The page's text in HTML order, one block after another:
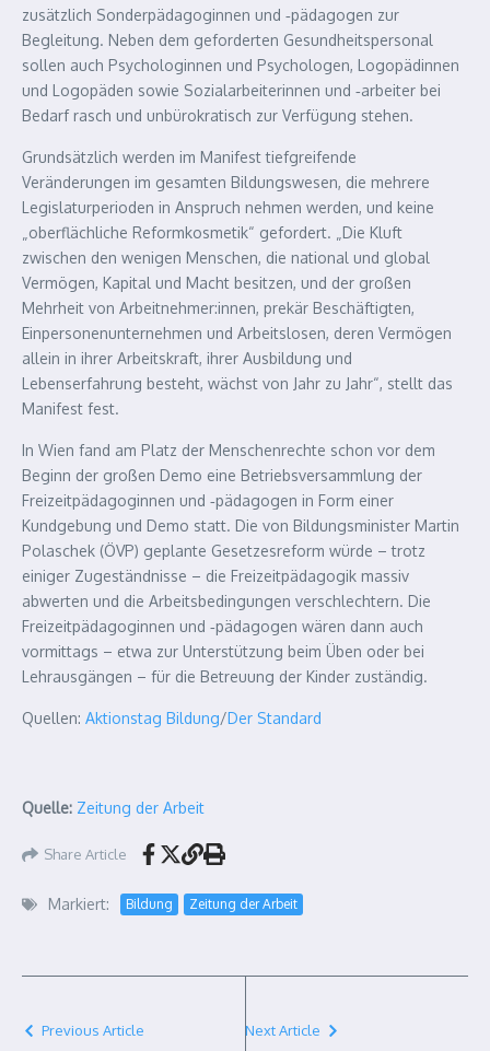
zusätzlich Sonderpädagoginnen und ‑pädagogen zur
Begleitung. Neben dem geforderten Gesundheitspersonal
sollen auch Psychologinnen und Psychologen, Logopädinnen
und Logopäden sowie Sozialarbeiterinnen und ‑arbeiter bei
Bedarf rasch und unbürokratisch zur Verfügung stehen.
Grundsätzlich werden im Manifest tiefgreifende
Veränderungen im gesamten Bildungswesen, die mehrere
Legislaturperioden in Anspruch nehmen werden, und keine
„oberflächliche Reformkosmetik“ gefordert. „Die Kluft
zwischen den wenigen Menschen, die national und global
Vermögen, Kapital und Macht besitzen, und der großen
Mehrheit von Arbeitnehmer:innen, prekär Beschäftigten,
Einpersonenunternehmen und Arbeitslosen, deren Vermögen
allein in ihrer Arbeitskraft, ihrer Ausbildung und
Lebenserfahrung besteht, wächst von Jahr zu Jahr“, stellt das
Manifest fest.
In Wien fand am Platz der Menschenrechte schon vor dem
Beginn der großen Demo eine Betriebsversammlung der
Freizeitpädagoginnen und ‑pädagogen in Form einer
Kundgebung und Demo statt. Die von Bildungsminister Martin
Polaschek (ÖVP) geplante Gesetzesreform würde – trotz
einiger Zugeständnisse – die Freizeitpädagogik massiv
abwerten und die Arbeitsbedingungen verschlechtern. Die
Freizeitpädagoginnen und ‑pädagogen wären dann auch
vormittags – etwa zur Unterstützung beim Üben oder bei
Lehrausgängen – für die Betreuung der Kinder zuständig.
Quellen: Aktionstag Bildung/Der Standard
Quelle: Zeitung der Arbeit
Share Article
Markiert: Bildung Zeitung der Arbeit
Previous Article Next Article